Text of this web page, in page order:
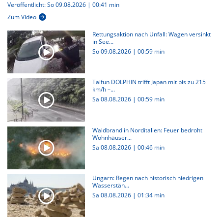
Veröffentlicht: So 09.08.2026 | 00:41 min
Zum Video
Rettungsaktion nach Unfall: Wagen versinkt
in See...
So 09.08.2026 | 00:59 min
Taifun DOLPHIN trifft Japan mit bis zu 215
km/h –...
Sa 08.08.2026 | 00:59 min
Waldbrand in Norditalien: Feuer bedroht
Wohnhäuser...
Sa 08.08.2026 | 00:46 min
Ungarn: Regen nach historisch niedrigen
Wasserstän...
Sa 08.08.2026 | 01:34 min